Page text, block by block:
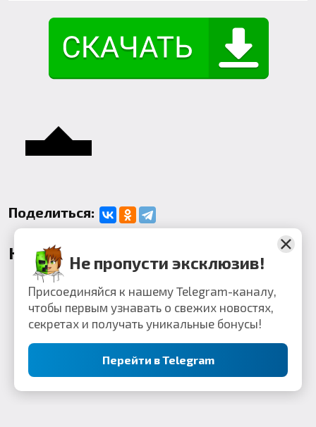
Поделиться:
КомментарииНе пропусти эксклюзив!
Присоединяйся к нашему Telegram-каналу,
чтобы первым узнавать о свежих новостях,
секретах и получать уникальные бонусы!
Перейти в Telegram